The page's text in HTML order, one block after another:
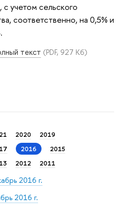
с учетом сельского
соответственно, на 0,5% и
текст (PDF, 927 Кб)
2020
2019
2016
2015
2012 2011
2016 г.
2016 г.